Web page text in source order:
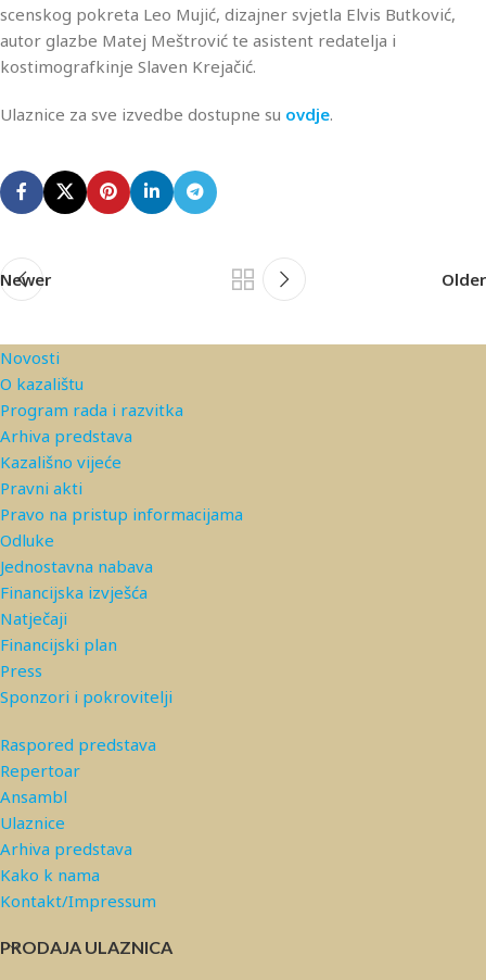
scenskog pokreta Leo Mujić, dizajner svjetla Elvis Butković,
autor glazbe Matej Meštrović te asistent redatelja i
kostimografkinje Slaven Krejačić.
Ulaznice za sve izvedbe dostupne su ovdje.
Newer Older
Novosti
O kazalištu
Program rada i razvitka
Arhiva predstava
Kazališno vijeće
Pravni akti
Pravo na pristup informacijama
Odluke
Jednostavna nabava
Financijska izvješća
Natječaji
Financijski plan
Press
Sponzori i pokrovitelji
Raspored predstava
Repertoar
Ansambl
Ulaznice
Arhiva predstava
Kako k nama
Kontakt/Impressum
PRODAJA ULAZNICA